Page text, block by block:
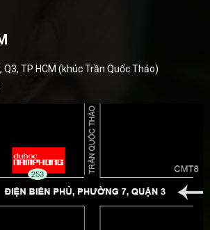
Q3, TP HCM (khúc Trần Quốc Thảo)